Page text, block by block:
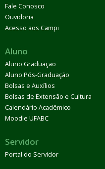
Fale Conosco
Ouvidoria
Acesso aos Campi
Aluno
Aluno Graduação
Aluno Pós-Graduação
Bolsas e Auxílios
Bolsas de Extensão e Cultura
Calendário Acadêmico
Moodle UFABC
Servidor
Portal do Servidor